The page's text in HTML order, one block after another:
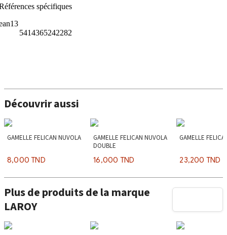
spécifiques
5414365242282
Découvrir aussi
GAMELLE FELICAN NUVOLA
8,000 TND
GAMELLE FELICAN NUVOLA
DOUBLE
16,000 TND
GAMELLE
23,200 TND
Plus de produits de la marque
LAROY